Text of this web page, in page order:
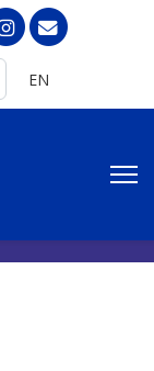
Vyberte váš jazyk
EN